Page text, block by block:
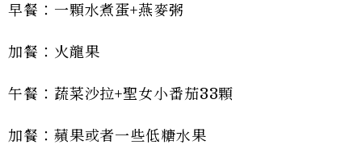
早餐：一顆水煮蛋+燕麥粥
加餐：火龍果
午餐：蔬菜沙拉+聖女小番茄33顆
加餐：蘋果或者一些低糖水果